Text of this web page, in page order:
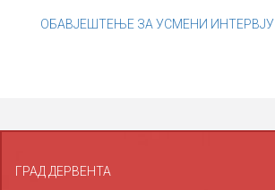
ОБАВЈЕШТЕЊЕ ЗА УСМЕНИ ИНТЕРВЈУ
ГРАД ДЕРВЕНТА